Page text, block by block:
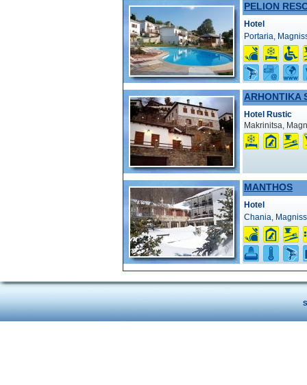
PELION
Hotel
Portaria,
ARHONTIKA
Hotel Rustic
Makrinitsa,
MANTHOS
Hotel
Chania,